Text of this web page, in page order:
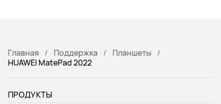
Главная Поддержка
Планшеты
HUAWEI MatePad 2022
ПРОДУКТЫ